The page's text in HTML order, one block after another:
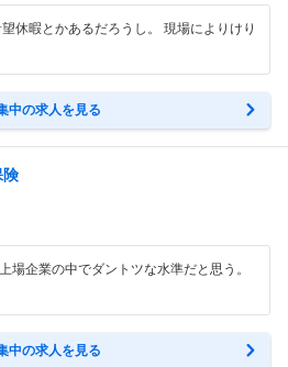
休暇とかあるだろうし。 現場によりけり
中の求人を見る
険
場企業の中でダントツな水準だと思う。
中の求人を見る